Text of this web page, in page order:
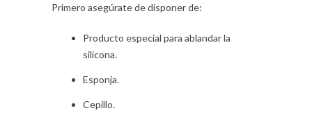
Primero asegúrate de disponer de:
Producto especial para ablandar la
silicona.
Esponja.
Cepillo.